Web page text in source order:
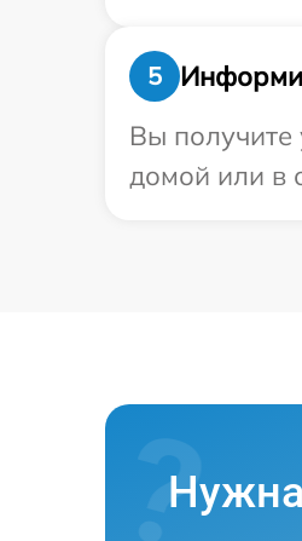
5
Вы получите
домой или в